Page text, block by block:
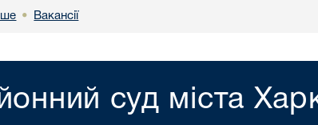
• Вакансії
суд міста